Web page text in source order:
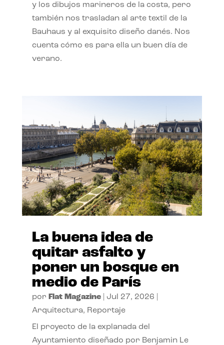
y los dibujos marineros de la costa, pero
también nos trasladan al arte textil de la
Bauhaus y al exquisito diseño danés. Nos
cuenta cómo es para ella un buen día de
verano.
La buena idea de
quitar asfalto y
poner un bosque en
medio de París
por Flat Magazine| Jul 27, 2026
Arquitectura, Reportaje
El proyecto de la explanada del
Ayuntamiento diseñado por Benjamin Le